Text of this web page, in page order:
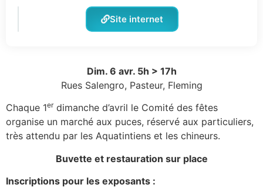
Site internet
Dim. 6 avr. 5h > 17h
Rues Salengro, Pasteur, Fleming
Chaque 1erdimanche d’avril le Comité des fêtes
organise un marché aux puces, réservé aux particuliers,
très attendu par les Aquatintiens et les chineurs.
Buvette et restauration sur place
Inscriptions pour les exposants :